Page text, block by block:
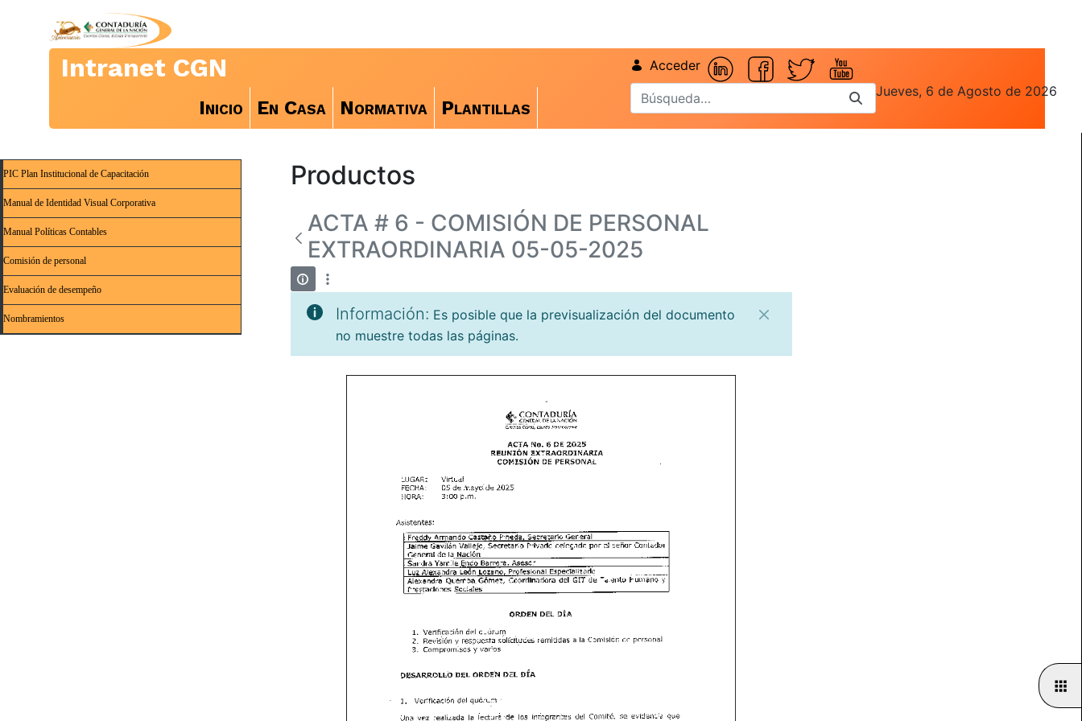
Intranet CGN
Inicio En Casa Normativa Plantillas
Acceder
Jueves, 6 de Agosto de 2026
PIC Plan Institucional de Capacitación
Manual de Identidad Visual Corporativa
Manual Políticas Contables
Comisión de personal
Evaluación de desempeño
Nombramientos
Productos
ACTA # 6 - COMISIÓN DE PERSONAL
EXTRAORDINARIA 05-05-2025
Información: Es posible que la previsualización del documento
no muestre todas las páginas.